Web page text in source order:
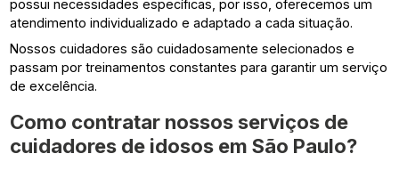
possui necessidades específicas, por isso, oferecemos um
atendimento individualizado e adaptado a cada situação.
Nossos cuidadores são cuidadosamente selecionados e
passam por treinamentos constantes para garantir um serviço
de excelência.
Como contratar nossos serviços de
cuidadores de idosos em São Paulo?